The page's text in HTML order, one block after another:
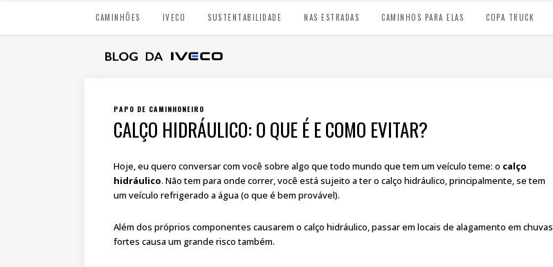
CAMINHÕES IVECO SUSTENTABILIDADE NAS ESTRADAS CAMINHOS PARA ELAS COPA TRUCK
PAPO DE CAMINHONEIRO
CALÇO HIDRÁULICO: O QUE É E COMO EVITAR?
Hoje, eu quero conversar com você sobre algo que todo mundo que tem um veículo teme: o calço
hidráulico. Não tem para onde correr, você está sujeito a ter o calço hidráulico, principalmente, se tem
um veículo refrigerado a água (o que é bem provável).
Além dos próprios componentes causarem o calço hidráulico, passar em locais de alagamento em chuvas
fortes causa um grande risco também.